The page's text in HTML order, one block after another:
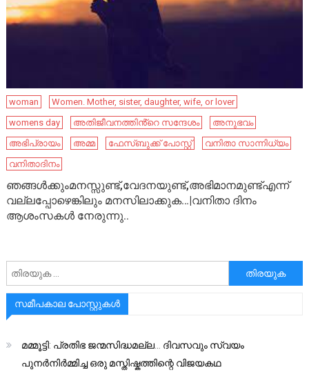
woman
Women. Mother, sister, daughter, wife, or lover
womens day
അതിജീവനത്തിൻ്റെ സന്ദേശം
അനുഭവം
അഭിപ്രായം
അമ്മ ഫേസ്ബുക്ക് പോസ്റ്റ്
വനിതാ സാന്നിധ്യം
വനിതാദിനം
ഞങ്ങൾക്കുംമനസ്സുണ്ട്,വേദനയുണ്ട്,അഭിമാനമുണ്ട്എന്ന്
വല്ലപ്പോഴെങ്കിലും മനസിലാക്കുക…|വനിതാ ദിനം
ആശംസകൾ നേരുന്നു..
അനേഷിക്കുക
സമീപകാല പോസ്റ്റുകൾ
മമ്മൂട്ടി: പ്രതിഭ ജന്മസിദ്ധമല്ല… ദിവസവും സ്വയം
പുനർനിർമ്മിച്ച ഒരു മസ്തിഷ്കത്തിന്റെ വിജയകഥ